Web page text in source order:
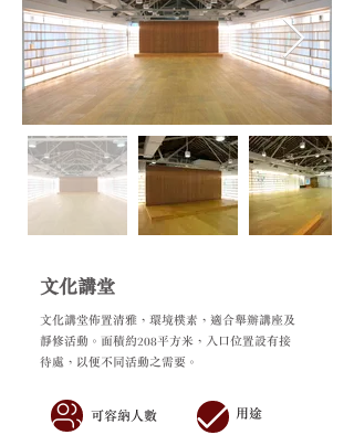
文化講堂
文化講堂佈置清雅，環境樸素，適合舉辦講座及
靜修活動。面積約208平方米，入口位置設有接
待處，以便不同活動之需要。
可容納人數 用途